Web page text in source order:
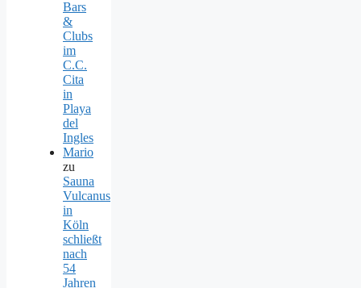
Bars
&
Clubs
im
C.C.
Cita
in
Playa
del
Ingles
Mario
zu
Sauna
Vulcanus
in
Köln
schließt
nach
54
Jahren